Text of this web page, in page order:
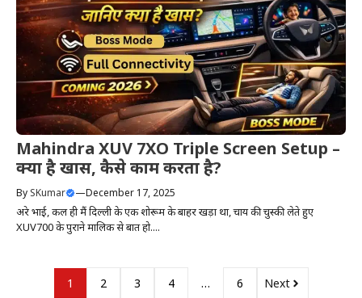
Mahindra XUV 7XO Triple Screen Setup –
क्या है खास, कैसे काम करता है?
By SKumar —December 17, 2025
अरे भाई, कल ही मैं दिल्ली के एक शोरूम के बाहर खड़ा था, चाय की चुस्की लेते हुए
XUV700 के पुराने मालिक से बात हो....
1 2 3 4 … 6 Next